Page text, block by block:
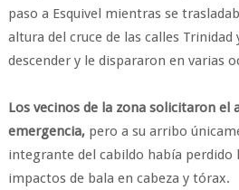
paso a Esquivel mientras se
altura del cruce de las calles
descender y le dispararon en varias
Los vecinos de la zona solicitaron el
emergencia, pero a su arribo
integrante del cabildo había perdido
impactos de bala en cabeza y tórax.